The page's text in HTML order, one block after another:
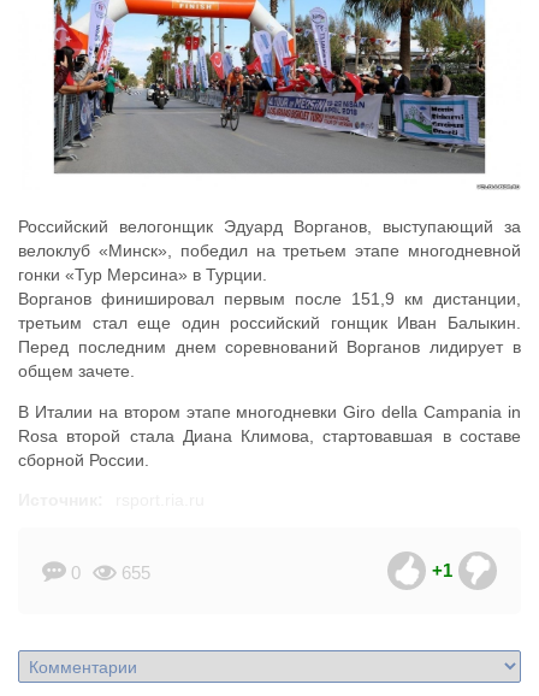
Российский велогонщик Эдуард Ворганов, выступающий за
велоклуб «Минск», победил на третьем этапе многодневной
гонки «Тур Мерсина» в Турции.
Ворганов финишировал первым после 151,9 км дистанции,
третьим стал еще один российский гонщик Иван Балыкин.
Перед последним днем соревнований Ворганов лидирует в
общем зачете.
В Италии на втором этапе многодневки Giro della Campania in
Rosa второй стала Диана Климова, стартовавшая в составе
сборной России.
0 655 +1